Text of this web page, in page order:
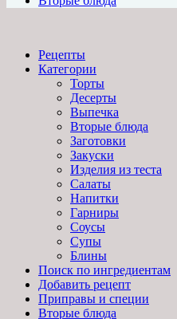
Рецепты
Категории
Торты
Десерты
Выпечка
Вторые блюда
Заготовки
Закуски
Изделия из теста
Салаты
Напитки
Гарниры
Соусы
Супы
Блины
Поиск по ингредиентам
Добавить рецепт
Приправы и специи
Вторые блюда